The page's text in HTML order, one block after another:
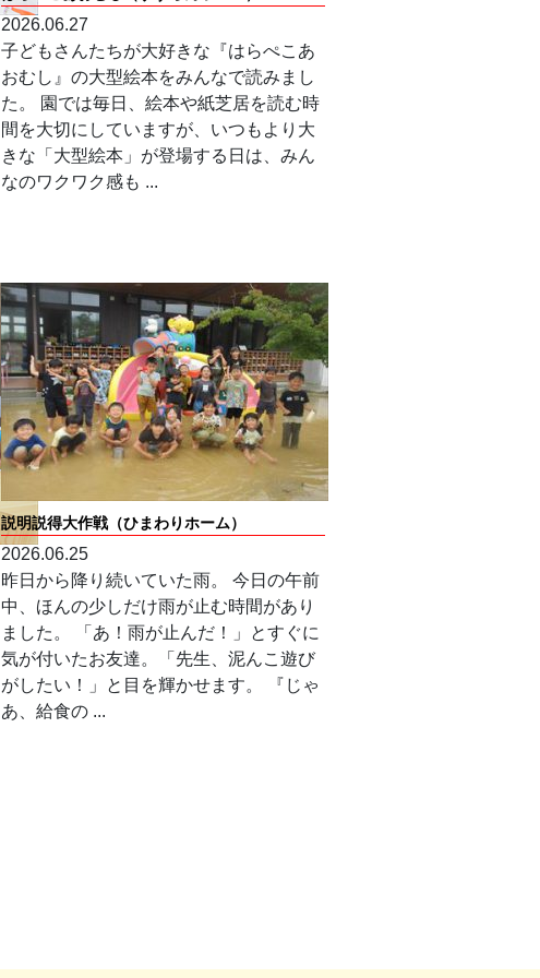
2026.06.27
子どもさんたちが大好きな『はらぺこあ
おむし』の大型絵本をみんなで読みまし
た。 園では毎日、絵本や紙芝居を読む時
間を大切にしていますが、いつもより大
きな「大型絵本」が登場する日は、みん
なのワクワク感も ...
説明説得大作戦（ひまわりホーム）
2026.06.25
昨日から降り続いていた雨。 今日の午前
中、ほんの少しだけ雨が止む時間があり
ました。 「あ！雨が止んだ！」とすぐに
気が付いたお友達。「先生、泥んこ遊び
がしたい！」と目を輝かせます。 『じゃ
あ、給食の ...